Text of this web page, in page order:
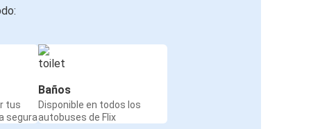
tus
segura
Baños
Disponible en todos los
autobuses de Flix